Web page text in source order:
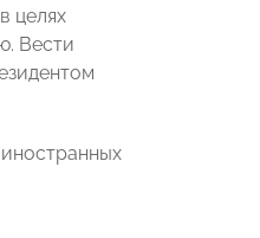
целях
Вести